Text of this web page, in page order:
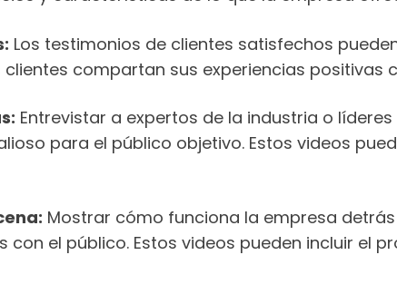
Los testimonios de clientes satisfechos
compartan sus experiencias
Entrevistar a expertos de la industria o
para el público objetivo. Estos videos
Mostrar cómo funciona la empresa
con el público. Estos videos pueden incluir el